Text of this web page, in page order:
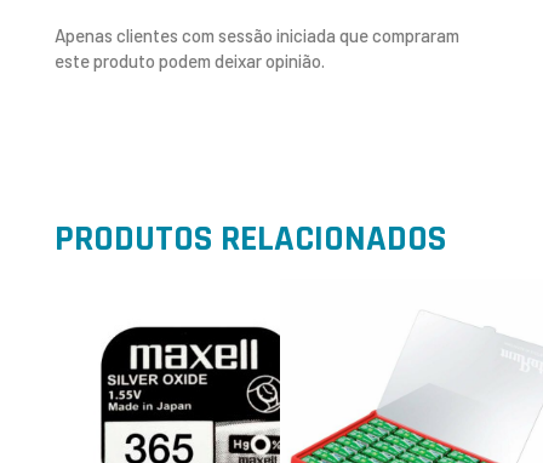
Apenas clientes com sessão iniciada que compraram
este produto podem deixar opinião.
PRODUTOS RELACIONADOS